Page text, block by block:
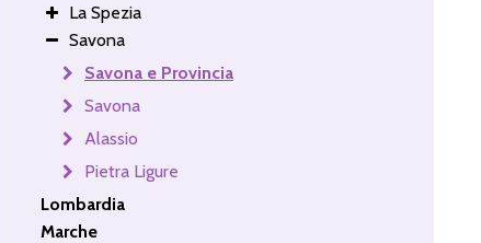
La Spezia
Savona
Savona e Provincia
Savona
Alassio
Pietra Ligure
Lombardia
Marche